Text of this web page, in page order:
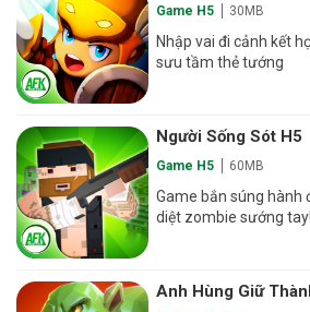
Game H5 30MB
Nhập vai đi cảnh kết
sưu tầm thẻ tướng
Người Sống Sót H5
Game H5 60MB
Game bắn súng hành
diệt zombie sướng tay!
Anh Hùng Giữ